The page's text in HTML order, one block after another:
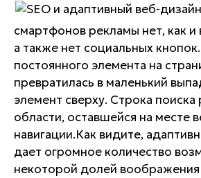
смартфонов рекламы нет, как
а также нет социальных
постоянного элемента на
превратилась в маленький
элемент сверху. Строка поиска
области, оставшейся на месте
навигации.Как видите,
дает огромное количество
некоторой долей